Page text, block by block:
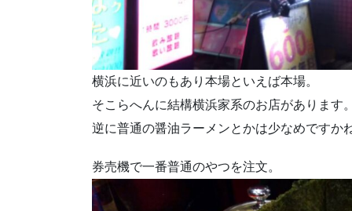
横浜に近いのもあり本場といえば本場。
そこらへんに結構横浜家系のお店があります
逆に普通の醤油ラーメンとかは少なめですか
券売機で一番普通のやつを注文。